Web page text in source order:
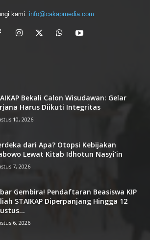
kami: info@cakapmedia.com
Bekali Calon Wisudawan: Gelar
Harus Diikuti Integritas
10, 2026
dari Apa? Otopsi Kebijakan
Lewat Kitab Idhotun Nasyi’in
7, 2026
Gembira! Pendaftaran Beasiswa KIP
STAIKAP Diperpanjang Hingga 12
6, 2026